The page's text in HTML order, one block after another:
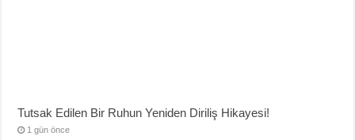
Tutsak Edilen Bir Ruhun Yeniden Diriliş Hikayesi!
1 gün önce